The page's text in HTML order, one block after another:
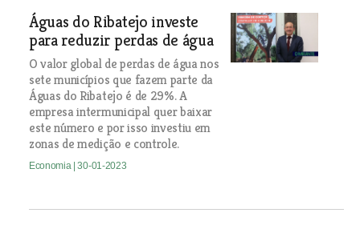
Águas do Ribatejo investe
para reduzir perdas de água
O valor global de perdas de água nos
sete municípios que fazem parte da
Águas do Ribatejo é de 29%. A
empresa intermunicipal quer baixar
este número e por isso investiu em
zonas de medição e controle.
Economia | 30-01-2023